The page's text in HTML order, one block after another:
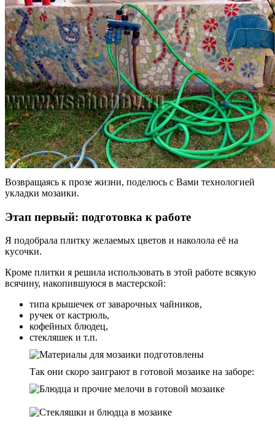
Возвращаясь к прозе жизни, поделюсь с Вами технологией
укладки мозаики.
Этап первый: подготовка к работе
Я подобрала плитку желаемых цветов и наколола её на
кусочки.
Кроме плитки я решила использовать в этой работе всякую
всячину, накопившуюся в мастерской:
типа крышечек от заварочных чайников,
ручек от кастрюль,
кофейных блюдец,
стекляшек и т.п.
Так они скоро заиграют в готовой мозаике на заборе: